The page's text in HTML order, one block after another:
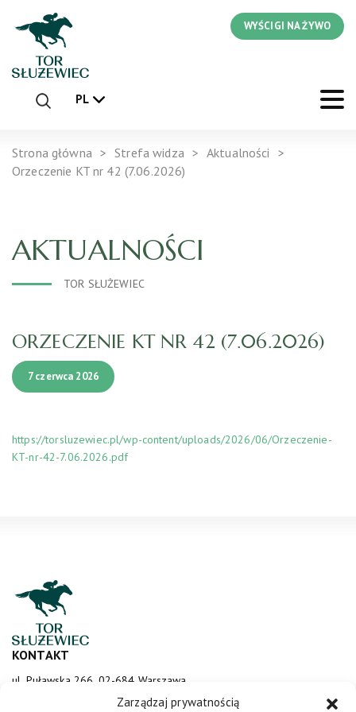
Zarządzaj prywatnością
WYŚCIGI NA ŻYWO
PL
Strona główna Strefa widza
Aktualności
Orzeczenie KT nr 42 (7.06.2026)
AKTUALNOŚCI
TOR SŁUŻEWIEC
ORZECZENIE KT NR 42 (7.06.2026)
7 czerwca 2026
https://torsluzewiec.pl/wp-content/uploads/2026/06/Orzeczenie-
KT-nr-42-7.06.2026.pdf
KONTAKT
ul. Puławska 266, 02-684 Warszawa
sluzewiec@totalizator.pl